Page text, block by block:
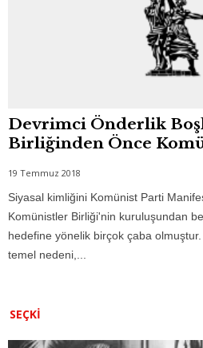
Devrimci Önderlik
Birliğinden Önce
19 Temmuz 2018
Siyasal kimliğini Komünist Parti
Komünistler Birliği'nin kuruluşundan
hedefine yönelik birçok çaba olmuştur.
temel nedeni,...
SEÇKI